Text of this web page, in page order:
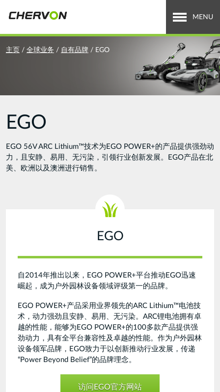
MENU
关于泉峰
招贤纳士
新闻中心
Search
搜
You
主页 / 全球业务 / 自有品牌 / EGO
EGO
EGO 56V ARC Lithium™技术为EGO POWER+的产品提供强劲动
力，且安静、易用、无污染，引领行业创新发展。EGO产品在北
美、欧洲以及澳洲进行销售。
EGO
自2014年推出以来，EGO POWER+平台推动EGO迅速
崛起，成为户外园林设备领域评级第一的品牌。
EGO POWER+产品采用业界领先的ARC Lithium™电池技
术，动力强劲且安静、易用、无污染。ARC锂电池拥有卓
越的性能，能够为EGO POWER+的100多款产品提供强
劲动力，具有全平台兼容性及卓越的性能。作为户外园林
设备领军品牌，EGO致力于以创新推动行业发展，传递
“Power Beyond Belief”的品牌理念。
访问EGO官方网站